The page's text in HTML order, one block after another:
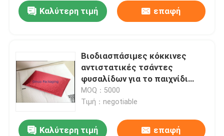
Καλύτερη τιμή επαφή
Βιοδιασπάσιμες κόκκινες
αντιστατικές τσάντες
φυσαλίδων για το παιχνίδι
115x210mm υλικό #B VMPET
MOQ：5000
Τιμή：negotiable
Καλύτερη τιμή επαφή